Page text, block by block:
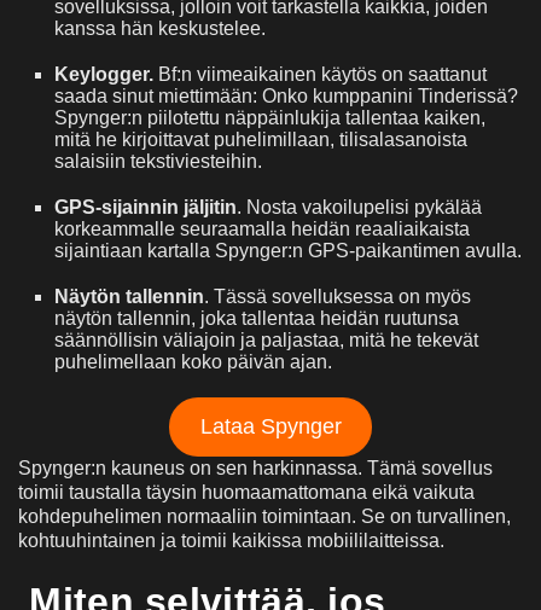
sovelluksissa, jolloin voit tarkastella kaikkia, joiden
kanssa hän keskustelee.
Keylogger. Bf:n viimeaikainen käytös on saattanut
saada sinut miettimään: Onko kumppanini Tinderissä?
Spynger:n piilotettu näppäinlukija tallentaa kaiken,
mitä he kirjoittavat puhelimillaan, tilisalasanoista
salaisiin tekstiviesteihin.
GPS-sijainnin jäljitin. Nosta vakoilupelisi pykälää
korkeammalle seuraamalla heidän reaaliaikaista
sijaintiaan kartalla Spynger:n GPS-paikantimen avulla.
Näytön tallennin. Tässä sovelluksessa on myös
näytön tallennin, joka tallentaa heidän ruutunsa
säännöllisin väliajoin ja paljastaa, mitä he tekevät
puhelimellaan koko päivän ajan.
Lataa Spynger
Spynger:n kauneus on sen harkinnassa. Tämä sovellus
toimii taustalla täysin huomaamattomana eikä vaikuta
kohdepuhelimen normaaliin toimintaan. Se on turvallinen,
kohtuuhintainen ja toimii kaikissa mobiililaitteissa.
Miten selvittää, jos